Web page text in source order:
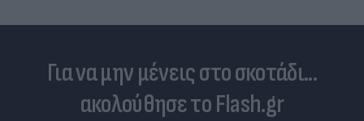
Για να μην μένεις στο σκοτάδι...
ακολούθησε το Flash.gr